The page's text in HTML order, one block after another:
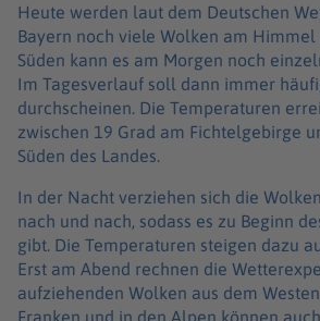
Heute werden laut dem Deutschen
Bayern noch viele Wolken am Himmel
Süden kann es am Morgen noch
Im Tagesverlauf soll dann immer
durchscheinen. Die Temperaturen
zwischen 19 Grad am Fichtelgebirge
Süden des Landes.
In der Nacht verziehen sich die
nach und nach, sodass es zu Beginn
gibt. Die Temperaturen steigen dazu
Erst am Abend rechnen die
aufziehenden Wolken aus dem
Franken und in den Alpen können